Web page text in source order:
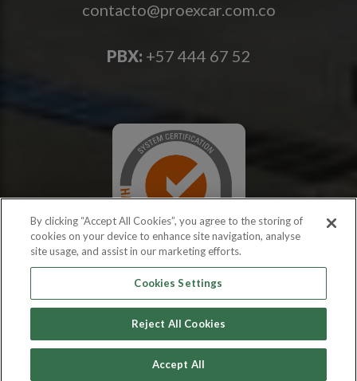
contacto@proexcar.com.co
PBX: +57 444 67 52
Copyright © 2026 PROEXCAR
By clicking “Accept All Cookies”, you agree to the storing of
cookies on your device to enhance site navigation, analyse
site usage, and assist in our marketing efforts.
Cookies Settings
Reject All Cookies
Accept All